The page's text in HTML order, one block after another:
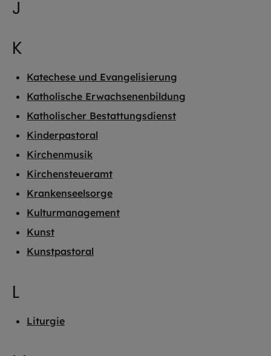
J
K
Katechese und Evangelisierung
Katholische Erwachsenenbildung
Katholischer Bestattungsdienst
Kinderpastoral
Kirchenmusik
Kirchensteueramt
Krankenseelsorge
Kulturmanagement
Kunst
Kunstpastoral
L
Liturgie